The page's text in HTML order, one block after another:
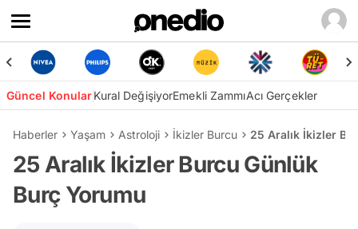
Güncel KonularKural DeğişiyorEmekli ZammıAcı Gerçekler
Haberler Yaşam Astroloji İkizler Burcu 25 Aralık İkizler
25 Aralık İkizler Burcu Günlük
Burç Yorumu